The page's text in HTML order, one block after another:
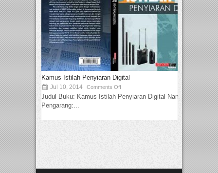
Kamus Istilah Penyiaran Digital
Jul 10, 2014 Comments Off
Judul Buku: Kamus Istilah Penyiaran Digital Nama
Pengarang:...